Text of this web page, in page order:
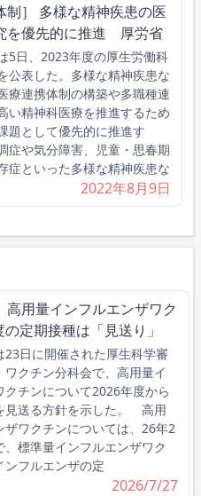
制］ 多様な精神疾患の医
を優先的に推進 厚労省
5日、2023年度の厚生労働科
公表した。多様な精神疾患な
療連携体制の構築や多職種連
い精神科医療を推進するため
題として優先的に推進す
や気分障害、児童・思春期
症といった多様な精神疾患な
2022年8月9日
高用量インフルエンザワク
定期接種は「見送り」
日に開催された厚生科学審
ワクチン分科会で、高用量イ
クチンについて2026年度から
見送る方針を示した。 高用
ザワクチンについては、26年2
、標準量インフルエンザワク
ンフルエンザの定
2026/7/27